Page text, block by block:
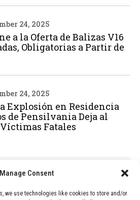
Manage Consent
we use technologies like cookies to store and/or
24, 2025
a la Oferta de Balizas V16
Obligatorias a Partir de
24, 2025
Explosión en Residencia
de Pensilvania Deja al
Fatales